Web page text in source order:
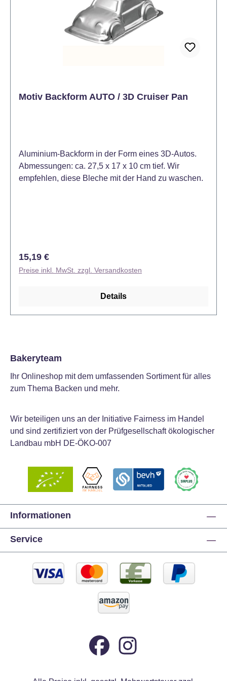
Motiv Backform AUTO / 3D Cruiser Pan
Aluminium-Backform in der Form eines 3D-Autos.
Abmessungen: ca. 27,5 x 17 x 10 cm tief. Wir
empfehlen, diese Bleche mit der Hand zu waschen.
Regulärer Preis:
15,19 €
Preise inkl. MwSt. zzgl. Versandkosten
Details
Bakeryteam
Ihr Onlineshop mit dem umfassenden Sortiment für alles
zum Thema Backen und mehr.
Wir beteiligen uns an der Initiative Fairness im Handel
und sind zertifiziert von der Prüfgesellschaft ökologischer
Landbau mbH DE-ÖKO-007
Informationen
Service